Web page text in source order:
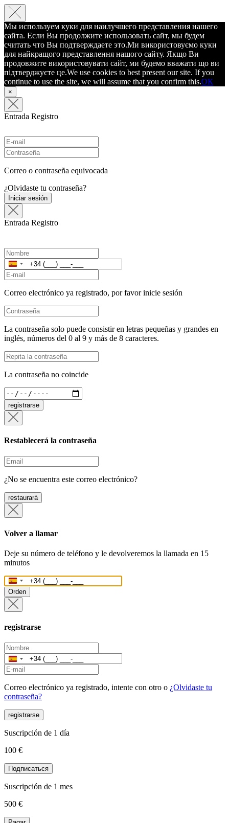
Мы используем куки для наилучшего представления нашего
сайта. Если Вы продолжите использовать сайт, мы будем
считать что Вы подтверждаете это.Ми використовуємо куки
для найкращого представлення нашого сайту. Якщо Ви
продовжите використовувати сайт, ми будемо вважати що ви
підтверджуєте це.We use cookies to best present our site. If you
continue to use the site, we will assume that you confirm this.ОК
×
Entrada Registro
Correo o contraseña equivocada
¿Olvidaste tu contraseña?
Iniciar sesión
Entrada Registro
España
+34
Correo electrónico ya registrado, por favor inicie sesión
La contraseña solo puede consistir en letras pequeñas y grandes en
inglés, números del 0 al 9 y más de 8 caracteres.
La contraseña no coincide
registrarse
Restablecerá la contraseña
¿No se encuentra este correo electrónico?
restaurará
Volver a llamar
Deje su número de teléfono y le devolveremos la llamada en 15
minutos
España
+34
Orden
registrarse
España
+34
Correo electrónico ya registrado, intente con otro o ¿Olvidaste tu
contraseña?
registrarse
Suscripción de 1 día
100 €
Подписаться
Suscripción de 1 mes
500 €